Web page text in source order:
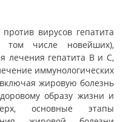
вирусов гепатита
том числе новейших),
лечения гепатита В и С,
иммунологических
жировую болезнь
образу жизни и
основные этапы